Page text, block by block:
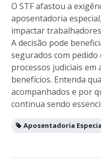
O STF afastou a
aposentadoria
impactar
A decisão pode
segurados com
processos judiciais
benefícios. Entenda
acompanhados e por
continua sendo
Aposentadoria